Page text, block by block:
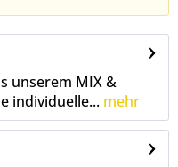
unserem MIX &
individuelle... mehr